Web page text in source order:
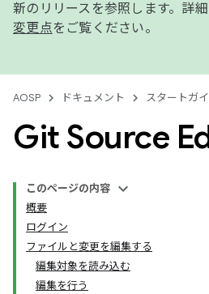
新のリリースを参照します。詳
変更点をご覧ください。
AOSP ドキュメント スタートガ
Git Source
このページの内容
概要
ログイン
ファイルと変更を編集する
編集対象を読み込む
編集を行う